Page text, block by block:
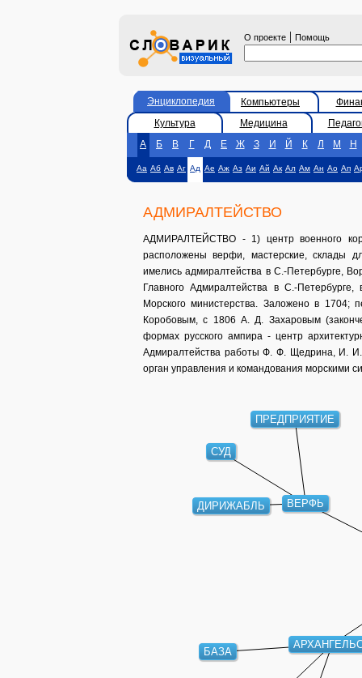
О проекте | Помощь
Энциклопедия Компьютеры
Культура
Медицина
А
Б В Г Д Е Ж З И Й К Л М Н
Аа Аб Ав Аг Ад Ае Аж Аз Аи Ай Ак Ал Ам Ан Ао Ап
АДМИРАЛТЕЙСТВО
АДМИРАЛТЕЙСТВО - 1) центр военного
расположены верфи, мастерские, склады
имелись адмиралтейства в С.-Петербурге,
Главного Адмиралтейства в С.-
Морского министерства. Заложено в 1704;
Коробовым, с 1806 А. Д. Захаровым
формах русского ампира - центр
Адмиралтейства работы Ф. Ф. Щедрина, И.
орган управления и командования морскими
ВЕРФЬ
ДИРИЖАБЛЬ
СУД
ПРЕДПРИЯТИЕ
БАЗА